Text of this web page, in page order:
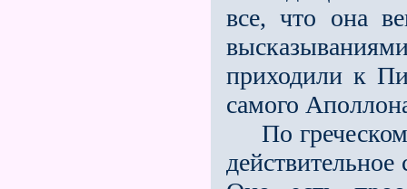
все, что она
приходили к
самого
По